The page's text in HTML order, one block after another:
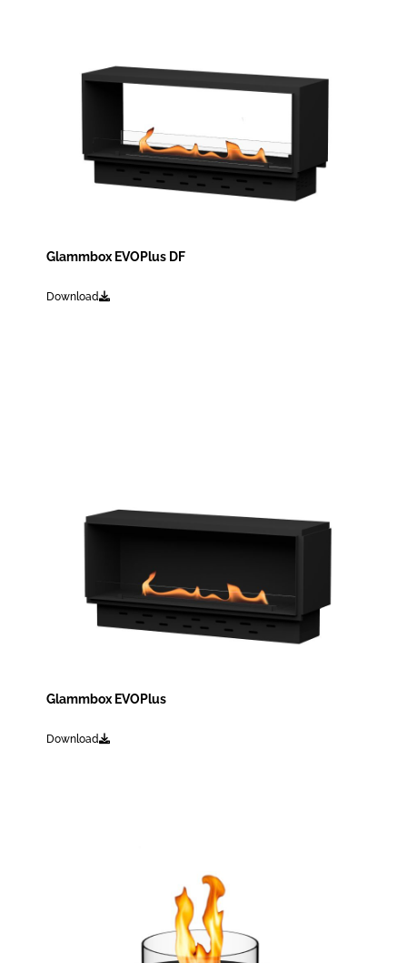
Glammbox EVOPlus DF
Download
Glammbox EVOPlus
Download